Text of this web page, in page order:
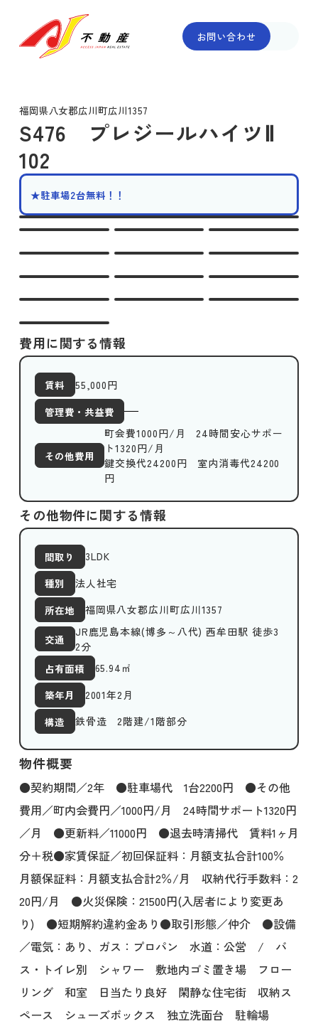
お問い合わせ
福岡県八女郡広川町広川1357
S476 プレジールハイツⅡ
102
★駐車場2台無料！！
費用に関する情報
賃料 55,000円
管理費・共益費
その他費用
町会費1000円/月 24時間安心サポー
ト1320円/月
鍵交換代24200円 室内消毒代24200
円
その他物件に関する情報
間取り
3LDK
種別
法人社宅
所在地
福岡県八女郡広川町広川1357
交通
JR鹿児島本線(博多～八代) 西牟田駅 徒歩3
2分
占有面積
65.94 ㎡
築年月
2001年2月
構造
鉄骨造 2階建/1階部分
物件概要
●契約期間／2年 ●駐車場代 1台2200円 ●その他
費用／町内会費円／1000円/月 24時間サポート1320円
／月 ●更新料／11000円 ●退去時清掃代 賃料1ヶ月
分＋税●家賃保証／初回保証料：月額支払合計100％
月額保証料：月額支払合計2％/月 収納代行手数料：2
20円/月 ●火災保険：21500円(入居者により変更あ
り) ●短期解約違約金あり●取引形態／仲介 ●設備
／電気：あり、ガス：プロパン 水道：公営 / バ
ス・トイレ別 シャワー 敷地内ゴミ置き場 フロー
リング 和室 日当たり良好 閑静な住宅街 収納ス
ペース シューズボックス 独立洗面台 駐輪場